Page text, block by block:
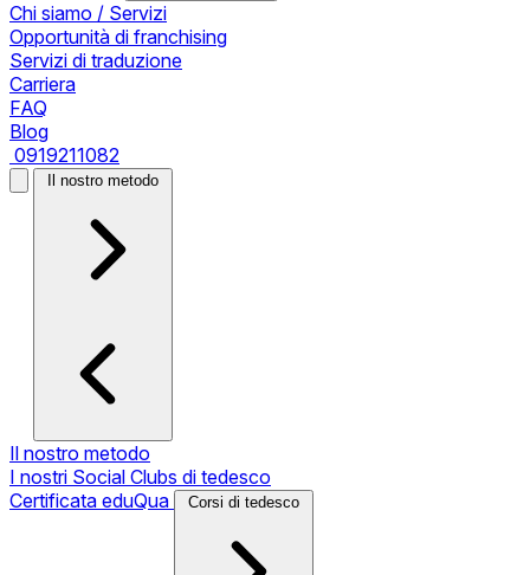
Chi siamo / Servizi
Opportunità di franchising
Servizi di traduzione
Carriera
FAQ
Blog
0919211082
Il nostro metodo
Il nostro metodo
I nostri Social Clubs di tedesco
Certificata eduQua
Corsi di tedesco